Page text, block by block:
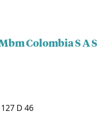
Colombia S A S
127 D 46